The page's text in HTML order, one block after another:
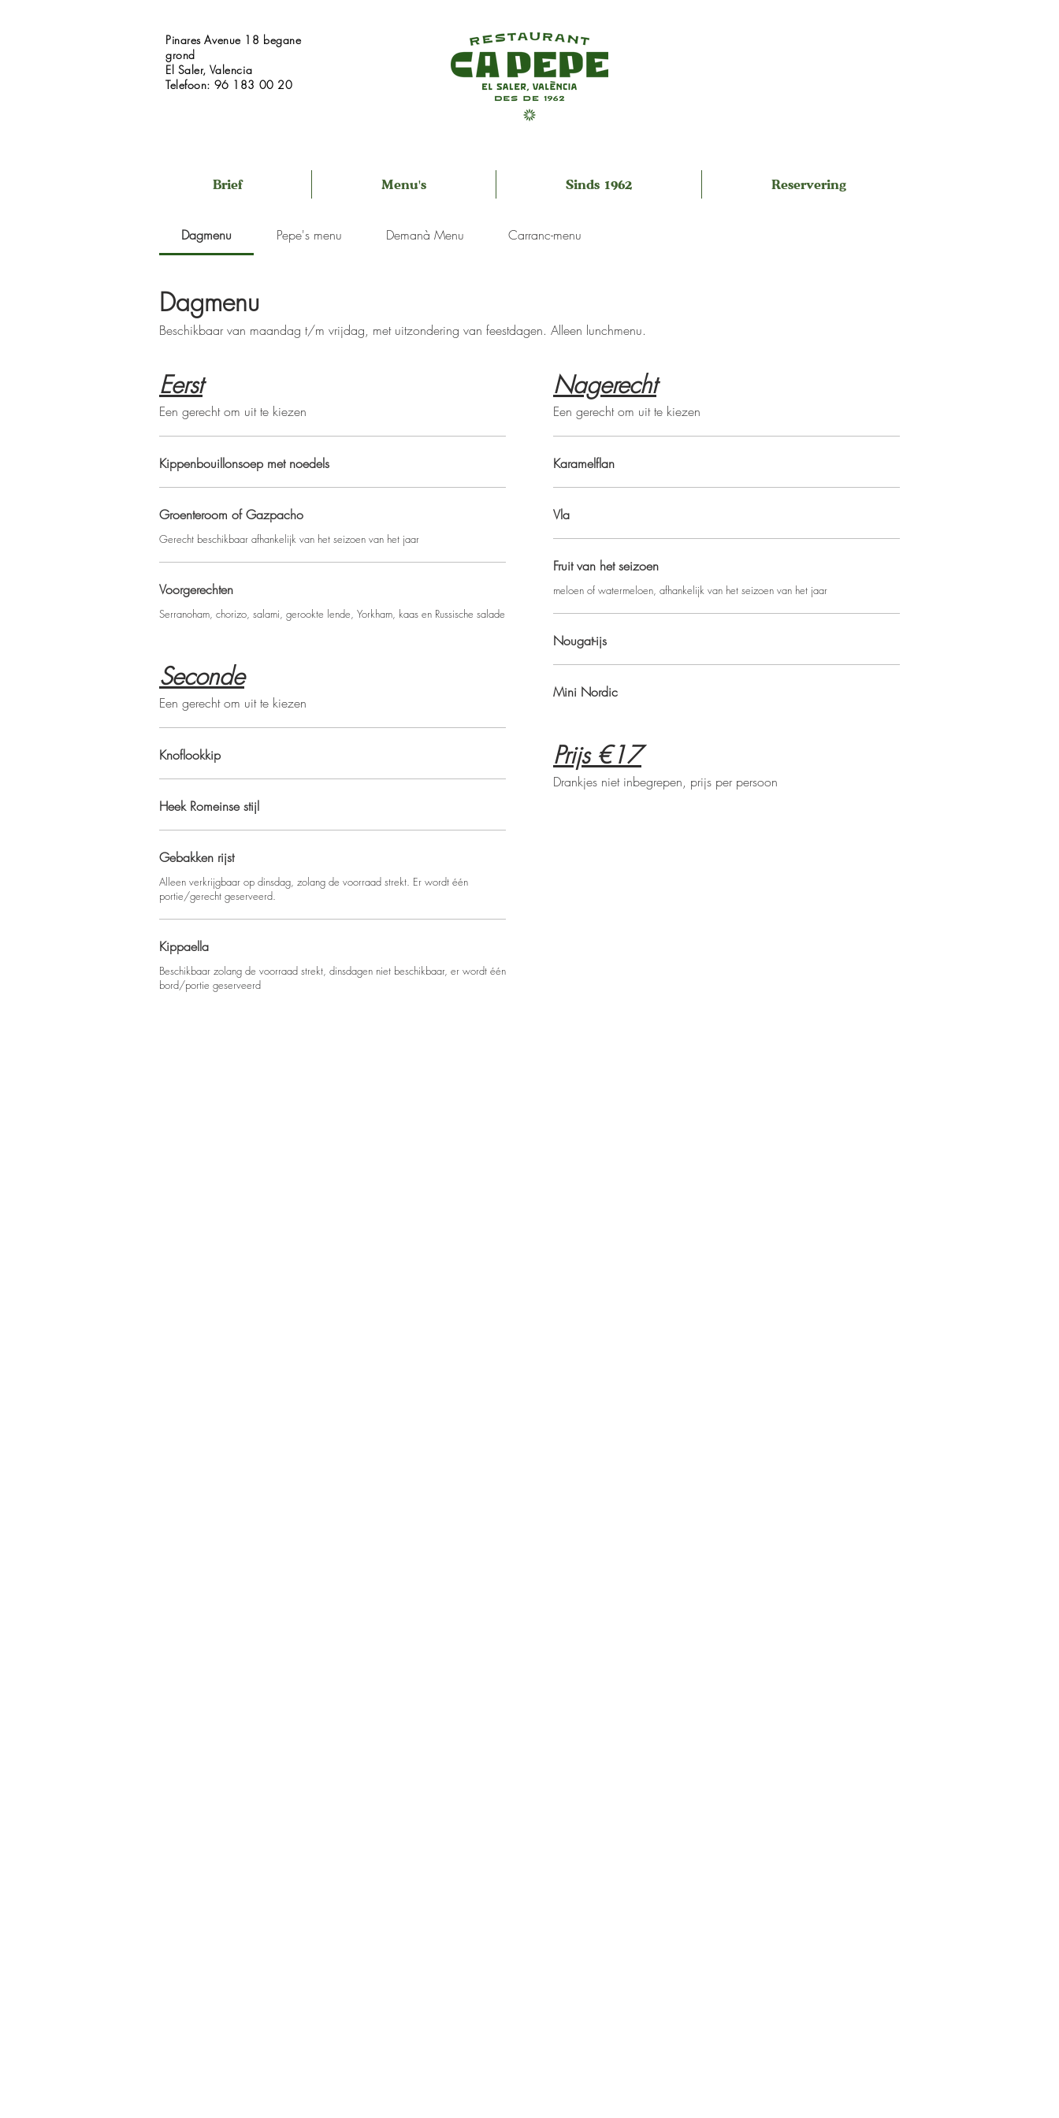
Pinares Avenue 18 begane
grond
El Saler, Valencia
Telefoon: 96 183 00 20
Brief Menu's Sinds 1962 Reservering
Dagmenu Pepe's menu Demanà Menu Carranc-menu
Dagmenu
Beschikbaar van maandag t/m vrijdag, met uitzondering van feestdagen. Alleen lunchmenu.
Eerst
Een gerecht om uit te kiezen
Kippenbouillonsoep met noedels
Groenteroom of Gazpacho
Gerecht beschikbaar afhankelijk van het seizoen van het jaar
Voorgerechten
Serranoham, chorizo, salami, gerookte lende, Yorkham, kaas en Russische salade
Seconde
Een gerecht om uit te kiezen
Knoflookkip
Heek Romeinse stijl
Gebakken rijst
Alleen verkrijgbaar op dinsdag, zolang de voorraad strekt. Er wordt één
portie/gerecht geserveerd.
Kippaella
Beschikbaar zolang de voorraad strekt, dinsdagen niet beschikbaar, er wordt één
bord/portie geserveerd
Nagerecht
Een gerecht om uit te kiezen
Karamelflan
Vla
Fruit van het seizoen
meloen of watermeloen, afhankelijk van het seizoen van het jaar
Nougat-ijs
Mini Nordic
Prijs €17
Drankjes niet inbegrepen, prijs per persoon